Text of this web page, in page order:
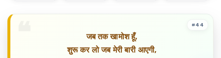
जब तक खामोश हूँ,
शुरू कर लो जब मेरी बारी आएगी,
#44